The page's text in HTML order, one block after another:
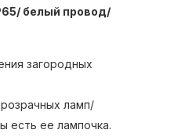
белый провод/
загородных
ламп/
есть ее лампочка.